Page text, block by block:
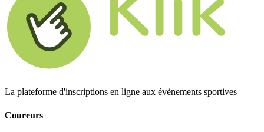
La plateforme d'inscriptions en ligne aux évènements sportives
Coureurs